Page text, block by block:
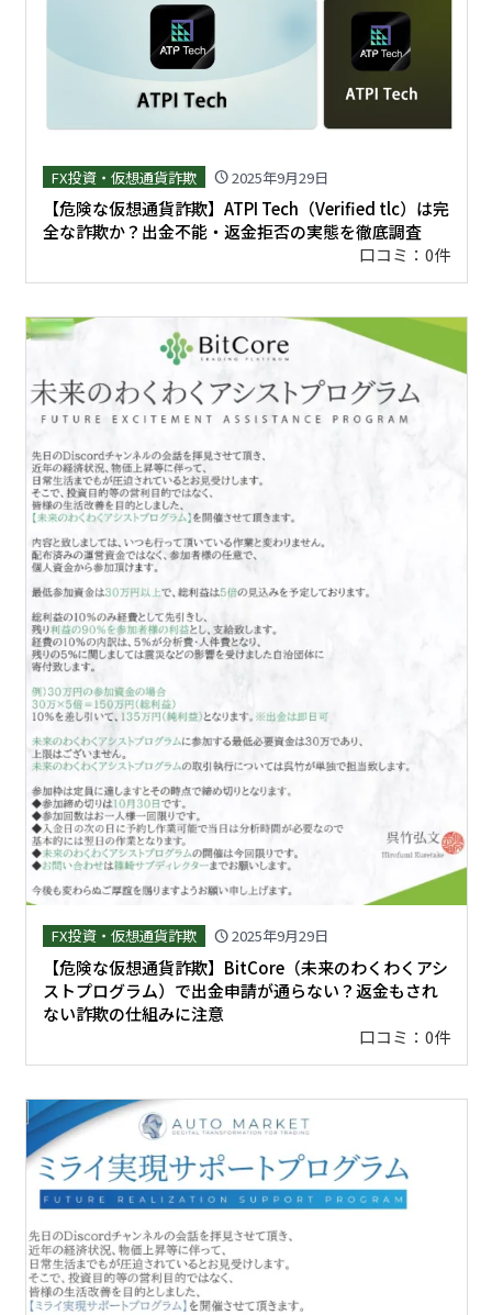
FX投資・仮想通貨詐欺 schedule2025年9月29日
【危険な仮想通貨詐欺】ATPI Tech（Verified tlc）は完
全な詐欺か？出金不能・返金拒否の実態を徹底調査
口コミ：0件
FX投資・仮想通貨詐欺 schedule2025年9月29日
【危険な仮想通貨詐欺】BitCore（未来のわくわくアシ
ストプログラム）で出金申請が通らない？返金もされ
ない詐欺の仕組みに注意
口コミ：0件